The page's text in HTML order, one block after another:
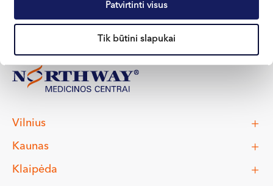
Patvirtinti visus
Tik būtini slapukai
Vilnius
Kaunas
Klaipėda